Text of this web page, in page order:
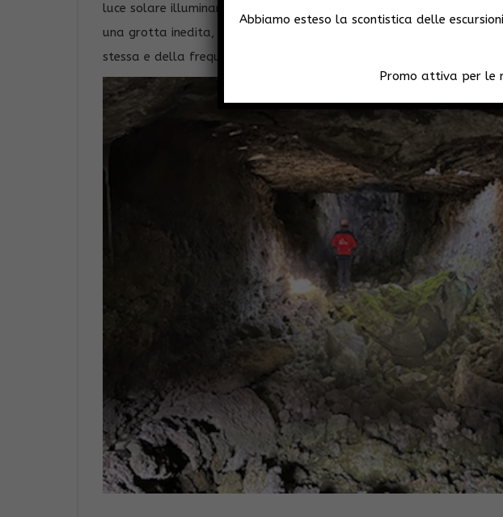
luce solare illuminandola quasi totalmente rendendo l’ambiente
una grotta inedita, ma certamente poco nota, per la presenza di un
stessa e della frequentazione del posto da parte di pastori.
Abbiamo esteso la scontistica delle
Promo attiva per le